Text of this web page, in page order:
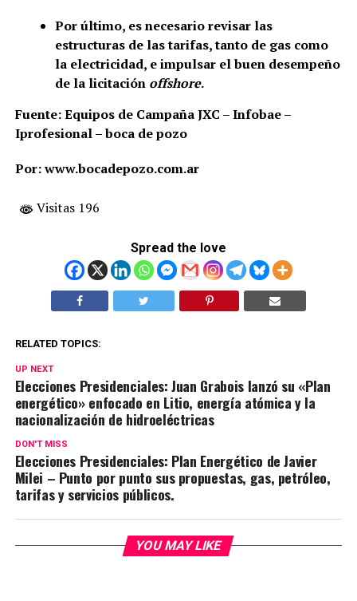
Por último, es necesario revisar las
estructuras de las tarifas, tanto de gas como
la electricidad, e impulsar el buen desempeño
de la licitación offshore.
Fuente: Equipos de Campaña JXC – Infobae –
Iprofesional – boca de pozo
Por: www.bocadepozo.com.ar
Visitas 196
Spread the love
RELATED TOPICS:
UP NEXT
Elecciones Presidenciales: Juan Grabois lanzó su «Plan
energético» enfocado en Litio, energía atómica y la
nacionalización de hidroeléctricas
DON'T MISS
Elecciones Presidenciales: Plan Energético de Javier
Milei – Punto por punto sus propuestas, gas, petróleo,
tarifas y servicios públicos.
YOU MAY LIKE